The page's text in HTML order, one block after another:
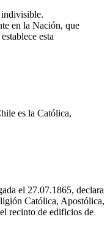
en la Nación, que
esta
es la Católica,
el 27.07.1865, declara
Católica, Apostólica,
recinto de edificios de